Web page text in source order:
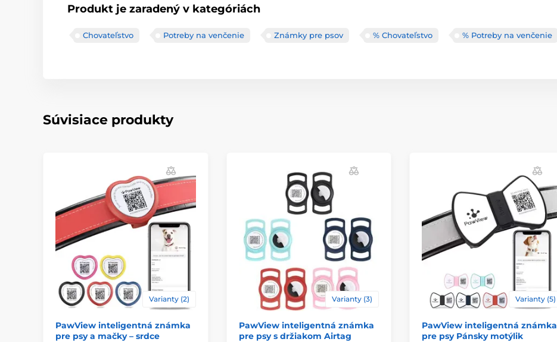
Produkt je zaradený v kategóriách
Chovateľstvo Potreby na venčenie Známky pre psov % Chovateľstvo % Potreby na venčenie
Súvisiace produkty
Varianty (2)
PawView inteligentná známka
pre psy a mačky – srdce
Varianty (3)
PawView inteligentná známka
pre psy s držiakom Airtag
Varianty (5)
PawView inteligentná známka
pre psy Pánsky motýlik